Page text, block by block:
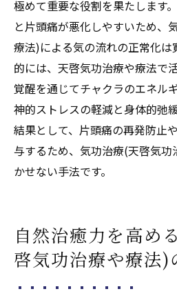
極めて重要な役割を果たします
と片頭痛が悪化しやすいため、
療法)による気の流れの正常化は
的には、天啓気功治療や療法で
覚醒を通じてチャクラのエネル
神的ストレスの軽減と身体的弛
結果として、片頭痛の再発防止
与するため、気功治療(天啓気
かせない手法です。
自然治癒力を高め
啓気功治療や療法)